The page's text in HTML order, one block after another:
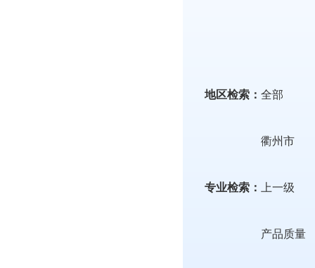
地区检索： 全部
衢州市
专业检索： 上一级
产品质量